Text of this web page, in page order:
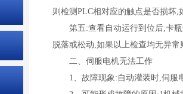
则检测PLC相对应的触点是否损坏,
第五:查看自动运行到位后,卡瓶
脱落或松动,如果以上检查均无异常
二、伺服电机无法工作
1、故障现象:自动灌装时,伺服电